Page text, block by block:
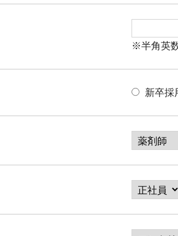
※半角英
新卒採